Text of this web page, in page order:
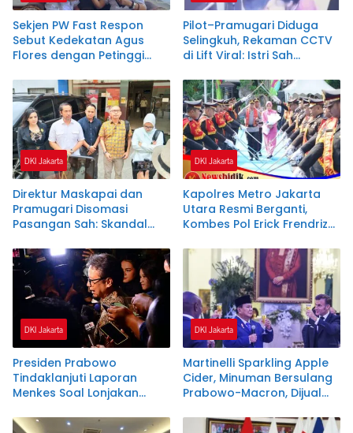
Sekjen PW Fast Respon
Sebut Kedekatan Agus
Flores dengan Petinggi
Membuatnya Arogan
Pilot–Pramugari Diduga
Selingkuh, Rekaman CCTV
di Lift Viral: Istri Sah
Menggetarkan
DKI Jakarta
Direktur Maskapai dan
Pramugari Disomasi
Pasangan Sah: Skandal
Babak Hukum Baru
DKI Jakarta
Kapolres Metro Jakarta
Utara Resmi Berganti,
Kombes Pol Erick Frendriz
Ahmad Fuady
DKI Jakarta
Presiden Prabowo
Tindaklanjuti Laporan
Menkes Soal Lonjakan
Pembangunan RS
DKI Jakarta
Martinelli Sparkling Apple
Cider, Minuman Bersulang
Prabowo-Macron, Dijual